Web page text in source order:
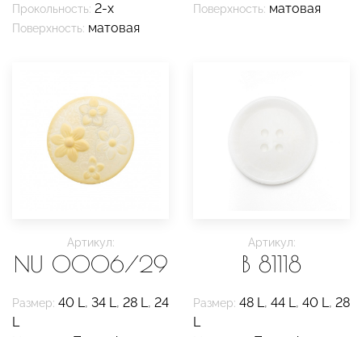
Прокольность: 2-х
Поверхность: матовая
Поверхность: матовая
Артикул:
NU 0006/29
Размер: 40 L, 34 L, 28 L, 24
L
Артикул:
B 81118
Размер: 48 L, 44 L, 40 L, 28
L